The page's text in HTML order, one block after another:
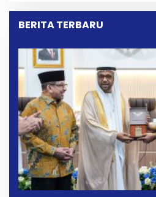
BERITA TERBARU